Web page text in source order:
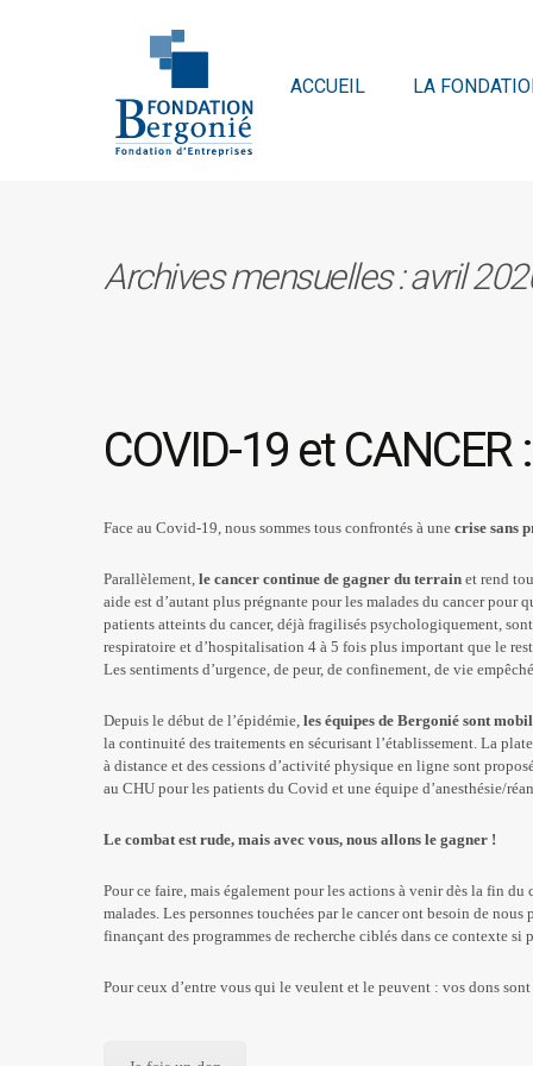
ACCUEIL LA
Archives mensuelles : avril
COVID-19 et
Face au Covid-19, nous sommes tous confrontés à une crise sans
Parallèlement, le cancer continue de gagner du terrain et rend
aide est d’autant plus prégnante pour les malades du cancer
patients atteints du cancer, déjà fragilisés psychologiquement,
respiratoire et d’hospitalisation 4 à 5 fois plus important que le
Les sentiments d’urgence, de peur, de confinement, de vie
Depuis le début de l’épidémie, les équipes de Bergonié sont
la continuité des traitements en sécurisant l’établissement. La
à distance et des cessions d’activité physique en ligne sont
au CHU pour les patients du Covid et une équipe d’anesthésie/
Le combat est rude, mais avec vous, nous allons le gagner !
Pour ce faire, mais également pour les actions à venir dès la fin
malades. Les personnes touchées par le cancer ont besoin de
finançant des programmes de recherche ciblés dans ce contexte si
Pour ceux d’entre vous qui le veulent et le peuvent : vos dons